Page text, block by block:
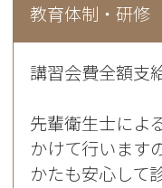
教育体制・研修
講習会費全額支
先輩衛生士によ
かけて行います
かたも安心して